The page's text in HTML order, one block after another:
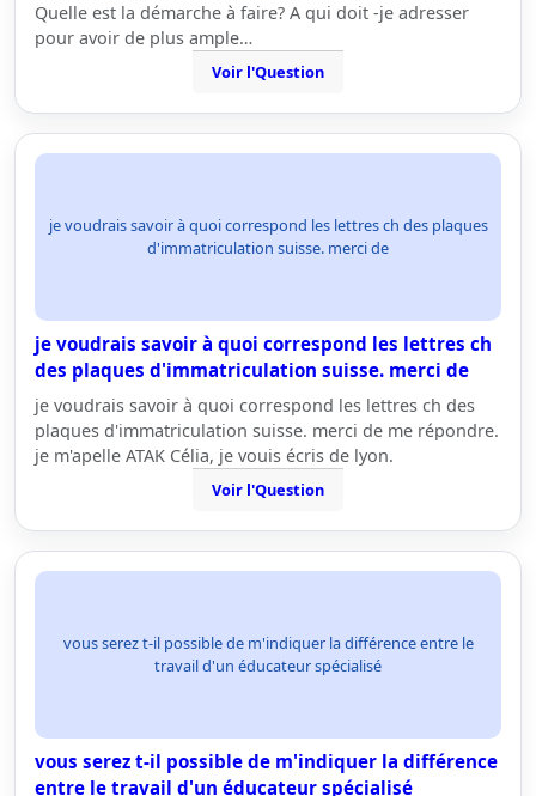
Quelle est la démarche à faire? A qui doit -je adresser
pour avoir de plus ample…
Voir l'Question
je voudrais savoir à quoi correspond les lettres ch des plaques
d'immatriculation suisse. merci de
je voudrais savoir à quoi correspond les lettres ch
des plaques d'immatriculation suisse. merci de
je voudrais savoir à quoi correspond les lettres ch des
plaques d'immatriculation suisse. merci de me répondre.
je m'apelle ATAK Célia, je vouis écris de lyon.
Voir l'Question
vous serez t-il possible de m'indiquer la différence entre le
travail d'un éducateur spécialisé
vous serez t-il possible de m'indiquer la différence
entre le travail d'un éducateur spécialisé